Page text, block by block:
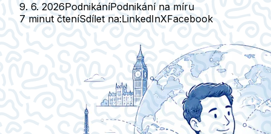
9. 6. 2026PodnikáníPodnikání na míru
7 minut čteníSdílet na:LinkedInXFacebook